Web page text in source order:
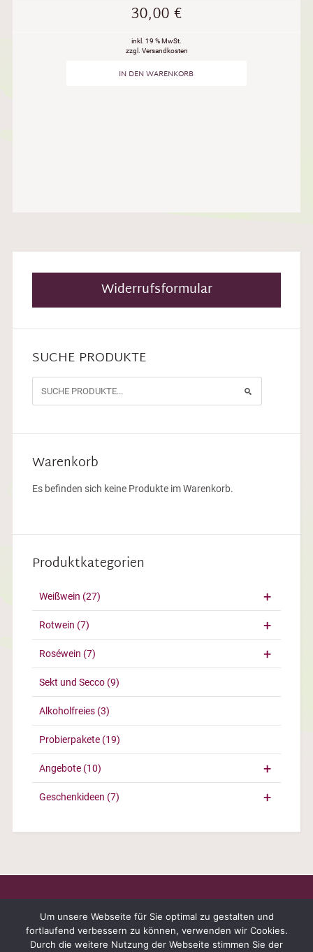
30,00€
inkl. 19 % MwSt.
zzgl. Versandkosten
IN DEN WARENKORB
Widerrufsformular
SUCHE PRODUKTE
Warenkorb
Es befinden sich keine Produkte im Warenkorb.
Produktkategorien
Weißwein (27)
Rotwein (7)
Roséwein (7)
Sekt und Secco (9)
Alkoholfreies (3)
Probierpakete (19)
Angebote (10)
Geschenkideen (7)
Um unsere Webseite für Sie optimal zu gestalten und
fortlaufend verbessern zu können, verwenden wir Cookies.
Durch die weitere Nutzung der Webseite stimmen Sie der